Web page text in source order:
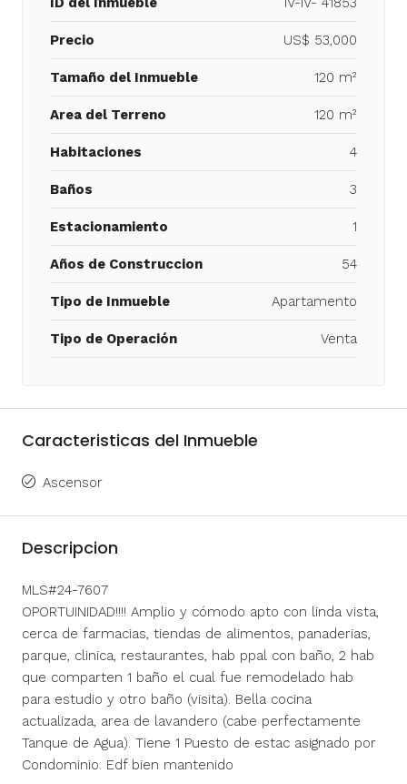
Precio US$ 53,000
Tamaño del Inmueble 120 m²
Area del Terreno 120 m²
Habitaciones 4
Baños 3
Estacionamiento 1
Años de Construccion 54
Tipo de Inmueble Apartamento
Tipo de Operación Venta
Caracteristicas del Inmueble
Ascensor
Descripcion
MLS#24-7607
OPORTUINIDAD!!!! Amplio y cómodo apto con linda vista,
cerca de farmacias, tiendas de alimentos, panaderias,
parque, clinica, restaurantes, hab ppal con baño, 2 hab
que comparten 1 baño el cual fue remodelado hab
para estudio y otro baño (visita). Bella cocina
actualizada, area de lavandero (cabe perfectamente
Tanque de Agua). Tiene 1 Puesto de estac asignado por
Condominio. Edf bien mantenido